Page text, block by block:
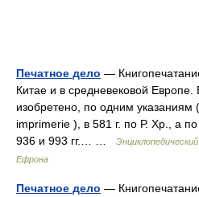
Печатное дело —
Китае и в средневековой Европе.
изобретено, по одним
imprimerie ), в 581 г. по Р. Хр., а
936 и 993 гг.… …
Ефрона
Печатное дело —